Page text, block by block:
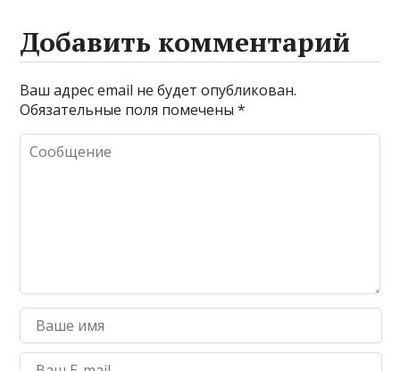
Добавить комментарий
Ваш адрес email не будет опубликован.
Обязательные поля помечены*